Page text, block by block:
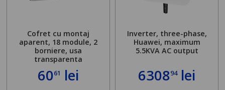
Cofret cu montaj
aparent, 18 module, 2
borniere, usa
transparenta
6061 lei
Inverter, three-phase,
Huawei, maximum
5.5KVA AC output
630894lei